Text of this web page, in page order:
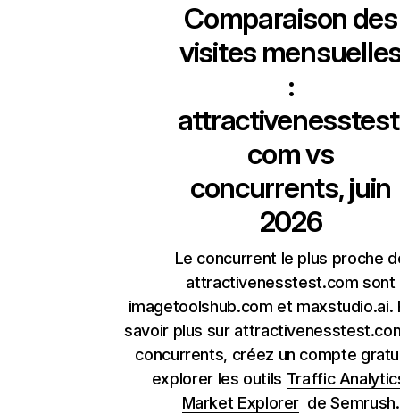
Comparaison des
visites
:
comvs
concurrents, juin
2026
Le concurrent le plus proche
attractivenesstest.com sont
imagetoolshub.com et maxstudio.ai.
savoir plus sur
concurrents, créez un compte
explorer les outils Traffic
Market Explorer de Semrush.